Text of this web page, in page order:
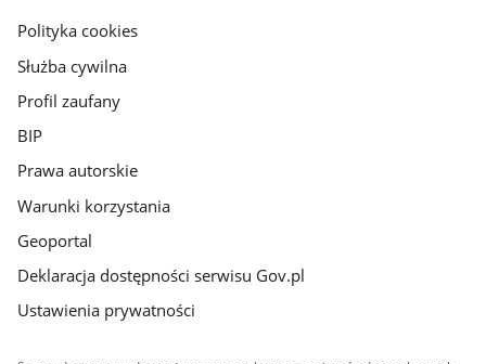
gov.pl
Polityka cookies
Służba cywilna
Profil zaufany
BIP
Prawa autorskie
Warunki korzystania
Geoportal
Deklaracja dostępności serwisu Gov.pl
Ustawienia prywatności